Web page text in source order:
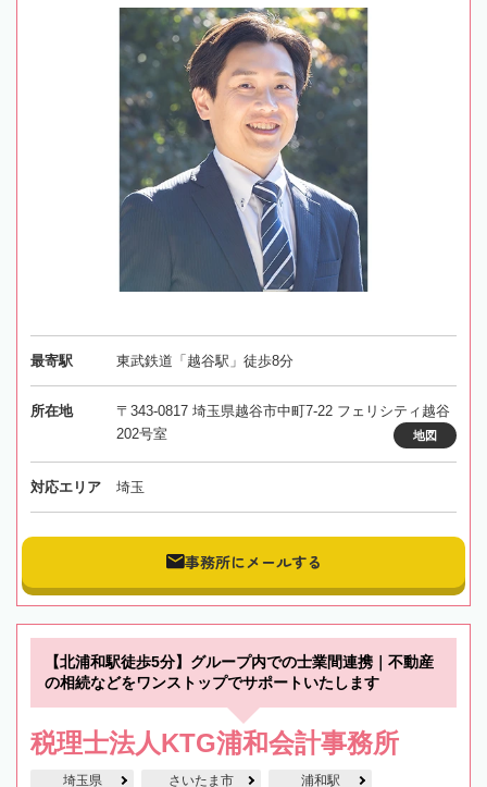
最寄駅 東武鉄道「越谷駅」徒歩8分
所在地
〒343-0817 埼玉県越谷市中町7-22 フェリシティ越谷
202号室
地図
対応エリア 埼玉
事務所にメールする
【北浦和駅徒歩5分】グループ内での士業間連携｜不動産
の相続などをワンストップでサポートいたします
税理士法人KTG浦和会計事務所
埼玉県 さいたま市 浦和駅